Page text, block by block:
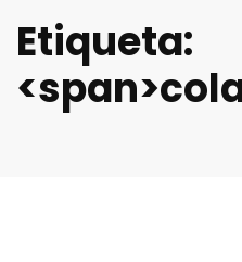
Etiqueta: